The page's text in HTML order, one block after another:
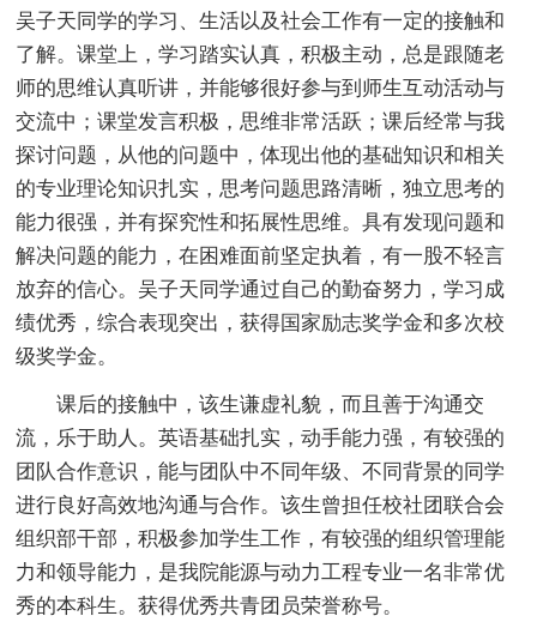
吴子天同学的学习、生活以及社会工作有一定的接触和
了解。课堂上，学习踏实认真，积极主动，总是跟随老
师的思维认真听讲，并能够很好参与到师生互动活动与
交流中；课堂发言积极，思维非常活跃；课后经常与我
探讨问题，从他的问题中，体现出他的基础知识和相关
的专业理论知识扎实，思考问题思路清晰，独立思考的
能力很强，并有探究性和拓展性思维。具有发现问题和
解决问题的能力，在困难面前坚定执着，有一股不轻言
放弃的信心。吴子天同学通过自己的勤奋努力，学习成
绩优秀，综合表现突出，获得国家励志奖学金和多次校
级奖学金。
课后的接触中，该生谦虚礼貌，而且善于沟通交
流，乐于助人。英语基础扎实，动手能力强，有较强的
团队合作意识，能与团队中不同年级、不同背景的同学
进行良好高效地沟通与合作。该生曾担任校社团联合会
组织部干部，积极参加学生工作，有较强的组织管理能
力和领导能力，是我院能源与动力工程专业一名非常优
秀的本科生。获得优秀共青团员荣誉称号。